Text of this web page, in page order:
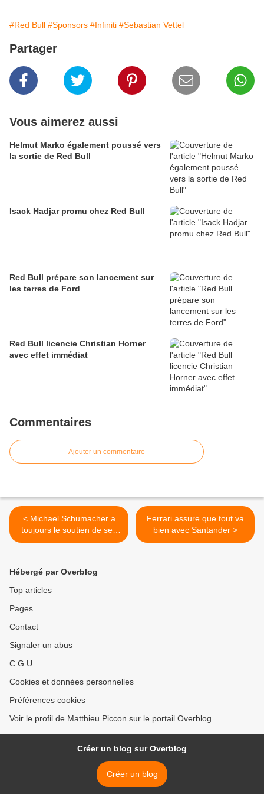
#Red Bull #Sponsors #Infiniti #Sebastian Vettel
Partager
Vous aimerez aussi
Helmut Marko également poussé vers
la sortie de Red Bull
Isack Hadjar promu chez Red Bull
Red Bull prépare son lancement sur
les terres de Ford
Red Bull licencie Christian Horner
avec effet immédiat
Commentaires
Ajouter un commentaire
< Michael Schumacher a
toujours le soutien de ses
sponsors
Ferrari assure que tout va
bien avec Santander >
Hébergé par Overblog
Top articles
Pages
Contact
Signaler un abus
C.G.U.
Cookies et données personnelles
Préférences cookies
Voir le profil de Matthieu Piccon sur le portail Overblog
Créer un blog sur Overblog
Créer un blog